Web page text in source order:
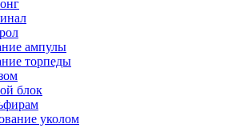
ампулы
торпеды
блок
уколом